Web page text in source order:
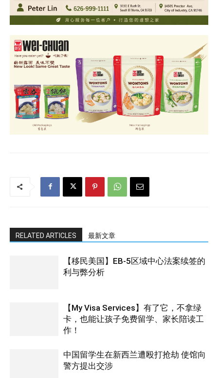
RELATED ARTICLES 最新文章
【移民美国】EB-5区域中心法案续签的
利与弊分析
【My Visa Services】有了它，不拿绿
卡，也能让孩子免费留学、家长陪读工
作！
中国留学生在新西兰遭殴打抢劫 使馆向
警方提出交涉